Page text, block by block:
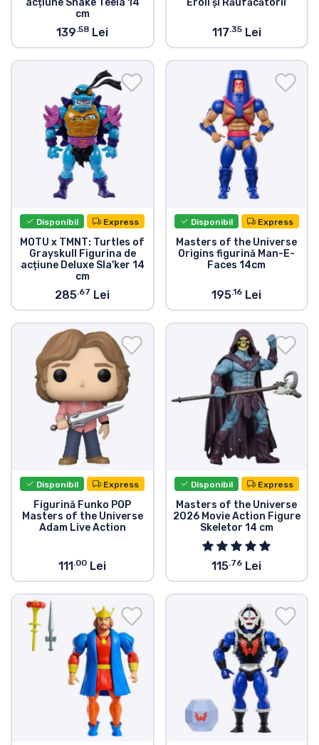
acțiune Snake Teela 14
cm
139.58 Lei
Eroii și Răufăcătorii
117.35Lei
Disponibil Express
MOTU x TMNT: Turtles of
Grayskull Figurina de
acțiune Deluxe Sla'ker 14
cm
285.67 Lei
Disponibil Express
Masters of the Universe
Origins figurină Man-E-
Faces 14cm
195.16 Lei
Disponibil Express
Figurină Funko POP
Masters of the Universe
Adam Live Action
111 .00 Lei
Disponibil Express
Masters of the Universe
2026 Movie Action Figure
Skeletor 14 cm
115.76 Lei
Tipuri de produse
Mărci